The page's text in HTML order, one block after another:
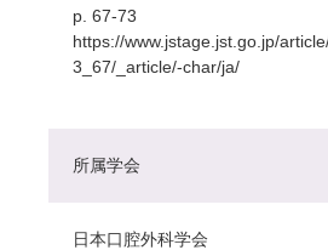
p. 67-73
https://www.jstage.jst.go.jp/
3_67/_article/-char/ja/
所属学会
日本口腔外科学会